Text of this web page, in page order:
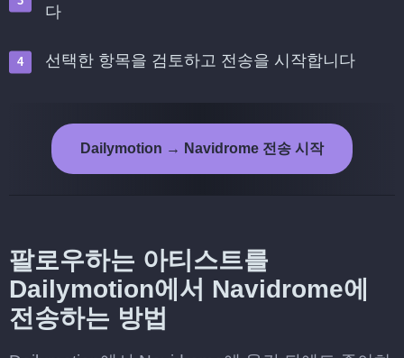
다
선택한 항목을 검토하고 전송을 시작합니다
Dailymotion → Navidrome 전송 시작
팔로우하는 아티스트를
Dailymotion에서 Navidrome에
전송하는 방법